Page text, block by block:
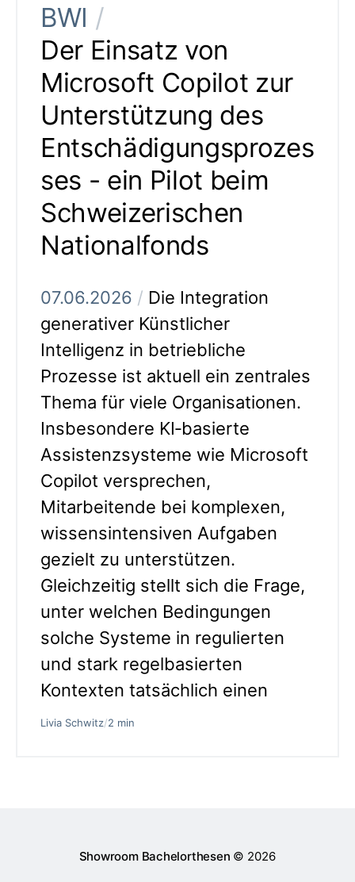
BWI /
Der Einsatz von
Microsoft Copilot zur
Unterstützung des
Entschädigungsprozes
ses - ein Pilot beim
Schweizerischen
Nationalfonds
07.06.2026 / Die Integration
generativer Künstlicher
Intelligenz in betriebliche
Prozesse ist aktuell ein zentrales
Thema für viele Organisationen.
Insbesondere KI‑basierte
Assistenzsysteme wie Microsoft
Copilot versprechen,
Mitarbeitende bei komplexen,
wissensintensiven Aufgaben
gezielt zu unterstützen.
Gleichzeitig stellt sich die Frage,
unter welchen Bedingungen
solche Systeme in regulierten
und stark regelbasierten
Kontexten tatsächlich einen
Livia Schwitz/2 min
Showroom Bachelorthesen © 2026